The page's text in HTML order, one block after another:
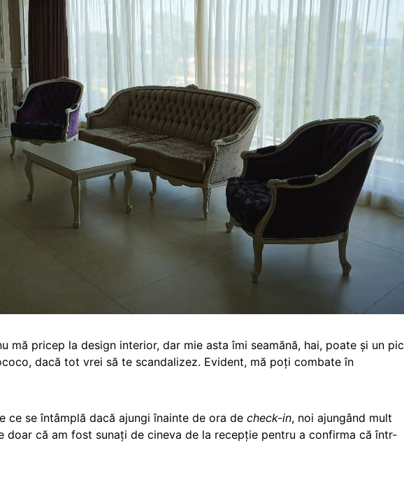
mă pricep la design interior, dar mie asta îmi seamănă, hai, poate și un pic
dacă tot vrei să te scandalizez. Evident, mă poți combate în
ce se întâmplă dacă ajungi înainte de ora de check-in, noi ajungând mult
doar că am fost sunați de cineva de la recepție pentru a confirma că într-